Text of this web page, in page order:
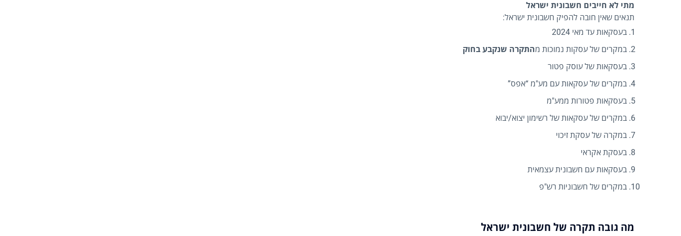
מתי לא חייבים חשבונית ישראל
תנאים שאין חובה להפיק חשבונית ישראל:
בעסקאות עד מאי 2024
במקרים של עסקות נמוכות מהתקרה שנקבע בחוק
בעסקאות של עוסק פטור
במקרים של עסקאות עם מע"מ “אפס”
בעסקאות פטורות ממע"מ
במקרים של עסקאות של רשימון יצוא/יבוא
במקרה של עסקת זיכוי
בעסקת אקראי
בעסקאות עם חשבונית עצמאית
במקרים של חשבוניות רש"פ
מה גובה תקרה של חשבונית ישראל